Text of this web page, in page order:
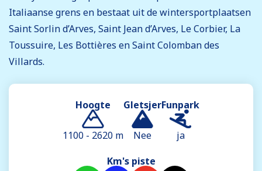
Italiaanse grens en bestaat uit de wintersportplaatsen
Saint Sorlin d’Arves, Saint Jean d’Arves, Le Corbier, La
Toussuire, Les Bottières en Saint Colomban des
Villards.
Hoogte
1100 - 2620 m
Gletsjer
Nee
Funpark
ja
Km's piste